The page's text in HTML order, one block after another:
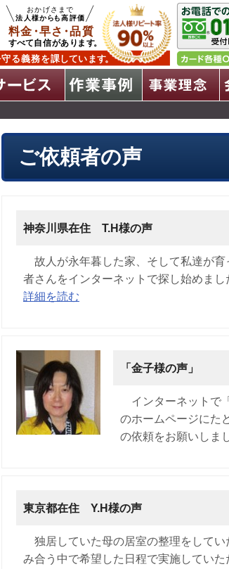
特殊清掃 全サービス 作業事例
ご依頼者の声
神奈川県在住 T.H様の声
故人が永年暮した家、そして私達が
者さんをインターネットで探し始めま
詳細を読む
「金子様の声」
インターネットで
のホームページにた
の依頼をお願いしま
東京都在住 Y.H様の声
独居していた母の居室の整理をして
み合う中で希望した日程で実施してい